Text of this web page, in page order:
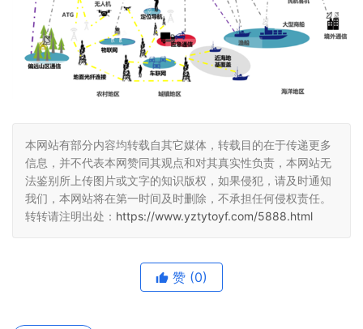
本网站有部分内容均转载自其它媒体，转载目的在于传递更多
信息，并不代表本网赞同其观点和对其真实性负责，本网站无
法鉴别所上传图片或文字的知识版权，如果侵犯，请及时通知
我们，本网站将在第一时间及时删除，不承担任何侵权责任。
转转请注明出处： https://www.yztytoyf.com/5888.html
赞 (0)